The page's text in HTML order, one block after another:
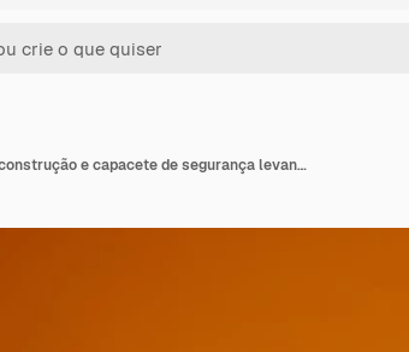
Construtor jovem em uniforme de construção e capacete de segurança levantando os braços em rendição parecendo confuso em pé sobre fundo laranja